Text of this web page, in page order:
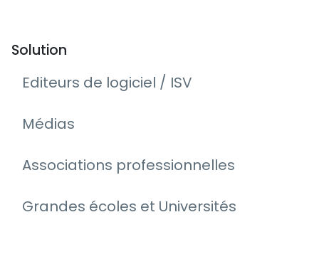
Solution
Editeurs de logiciel / ISV
Médias
Associations professionnelles
Grandes écoles et Universités